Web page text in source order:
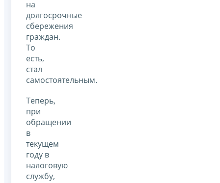
на
долгосрочные
сбережения
граждан.
То
есть,
стал
самостоятельным.
Теперь,
при
обращении
в
текущем
году в
налоговую
службу,